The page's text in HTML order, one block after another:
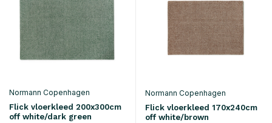
Normann Copenhagen
Flick vloerkleed 200x300cm
off white/dark green
Normann Copenhagen
Flick vloerkleed 170x240cm
off white/brown